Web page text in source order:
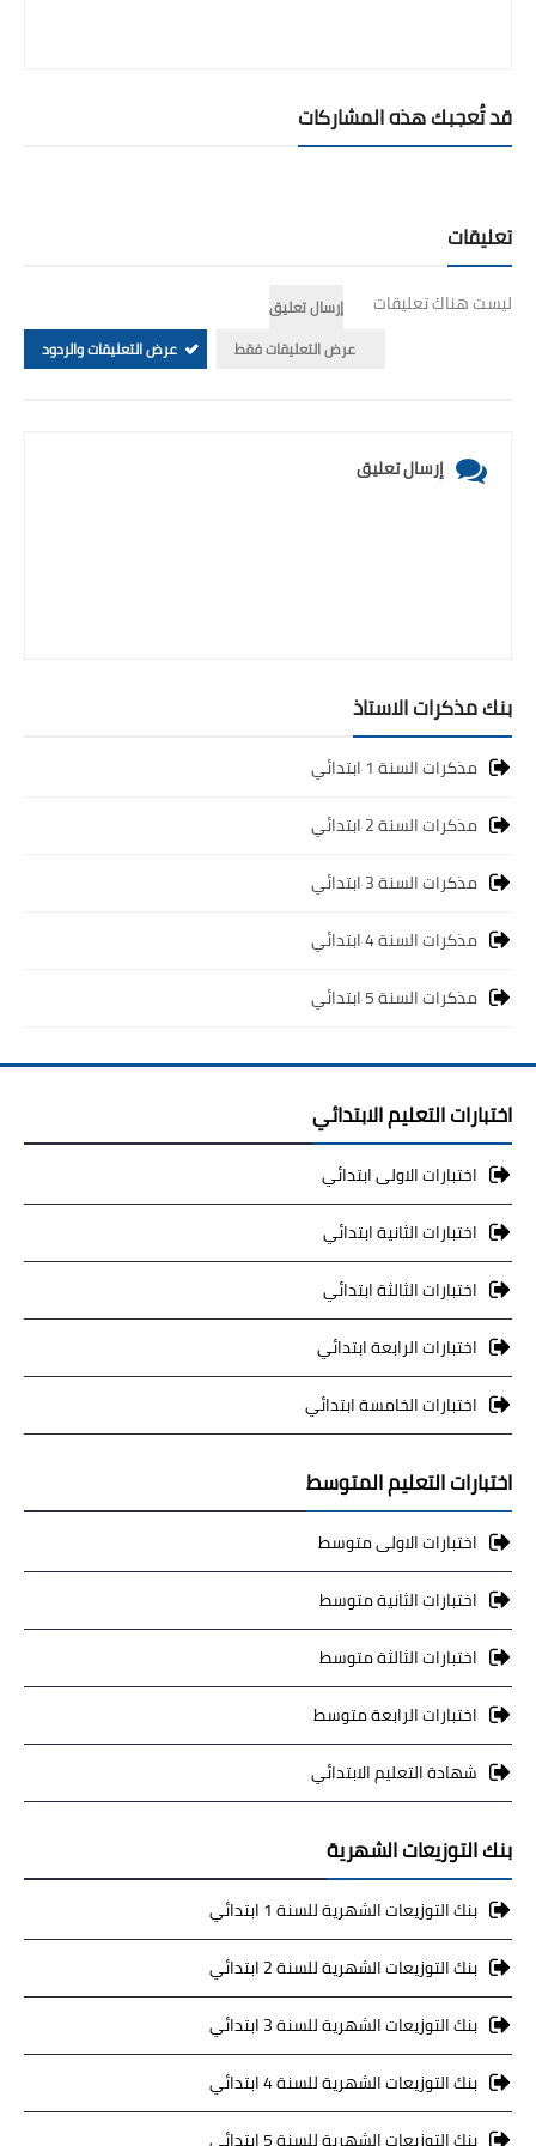
قد تُعجبك هذه المشاركات
تعليقات
ليست هناك تعليقات
إرسال تعليق
عرض التعليقات فقط
عرض التعليقات والردود
إرسال تعليق
بنك مذكرات الاستاذ
مذكرات السنة 1 ابتدائي
مذكرات السنة 2 ابتدائي
مذكرات السنة 3 ابتدائي
مذكرات السنة 4 ابتدائي
مذكرات السنة 5 ابتدائي
اختبارات التعليم الابتدائي
اختبارات الاولى ابتدائي
اختبارات الثانية ابتدائي
اختبارات الثالثة ابتدائي
اختبارات الرابعة ابتدائي
اختبارات الخامسة ابتدائي
اختبارات التعليم المتوسط
اختبارات الاولى متوسط
اختبارات الثانية متوسط
اختبارات الثالثة متوسط
اختبارات الرابعة متوسط
شهادة التعليم الابتدائي
بنك التوزيعات الشهرية
بنك التوزيعات الشهرية للسنة 1 ابتدائي
بنك التوزيعات الشهرية للسنة 2 ابتدائي
بنك التوزيعات الشهرية للسنة 3 ابتدائي
بنك التوزيعات الشهرية للسنة 4 ابتدائي